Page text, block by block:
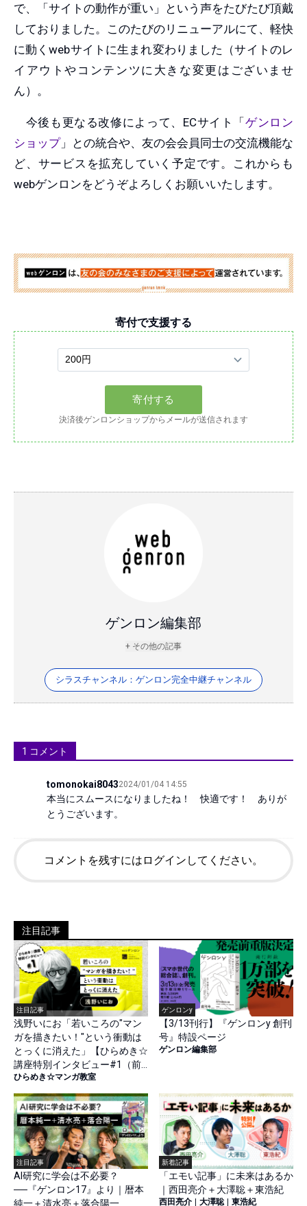
で、「サイトの動作が重い」という声をたびたび頂戴
しておりました。このたびのリニューアルにて、軽快
に動くwebサイトに生まれ変わりました（サイトのレ
イアウトやコンテンツに大きな変更はございませ
ん）。
今後も更なる改修によって、ECサイト「ゲンロン
ショップ」との統合や、友の会会員同士の交流機能な
ど、サービスを拡充していく予定です。これからも
webゲンロンをどうぞよろしくお願いいたします。
寄付で支援する
決済後ゲンロンショップからメールが送信されます
ゲンロン編集部
+ その他の記事
シラスチャンネル：ゲンロン完全中継チャンネル
1 コメント
tomonokai80432024/01/04 14:55
本当にスムースになりましたね！　快適です！　ありが
とうございます。
コメントを残すにはログインしてください。
注目記事
注目記事
浅野いにお「若いころの"マン
ガを描きたい！"という衝動は
とっくに消えた」【ひらめき☆
講座特別インタビュー#1（前
篇）】
ひらめき☆マンガ教室
ゲンロンy
【3/13刊行】『ゲンロンy 創刊
号』特設ページ
ゲンロン編集部
注目記事
AI研究に学会は不必要？
──『ゲンロン17』より｜暦本
純一＋清水亮＋落合陽一
新着記事
「エモい記事」に未来はあるか
｜西田亮介＋大澤聡＋東浩紀
西田亮介 | 大澤聡 | 東浩紀